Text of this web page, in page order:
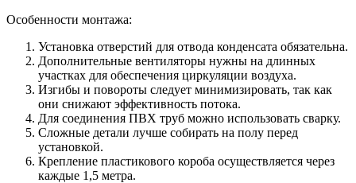
Особенности монтажа:
Установка отверстий для отвода конденсата обязательна.
Дополнительные вентиляторы нужны на длинных
участках для обеспечения циркуляции воздуха.
Изгибы и повороты следует минимизировать, так как
они снижают эффективность потока.
Для соединения ПВХ труб можно использовать сварку.
Сложные детали лучше собирать на полу перед
установкой.
Крепление пластикового короба осуществляется через
каждые 1,5 метра.